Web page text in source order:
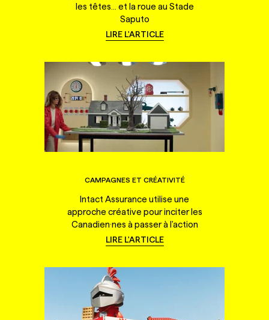
les têtes... et la roue au Stade
Saputo
LIRE L'ARTICLE
CAMPAGNES ET CRÉATIVITÉ
Intact Assurance utilise une
approche créative pour inciter les
Canadien·nes à passer à l'action
LIRE L'ARTICLE